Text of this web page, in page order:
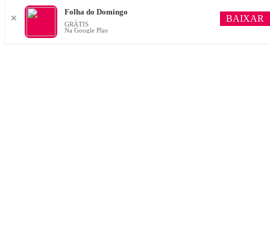
✕
Folha do Domingo
GRÁTIS
Na Google Play
BAIXAR